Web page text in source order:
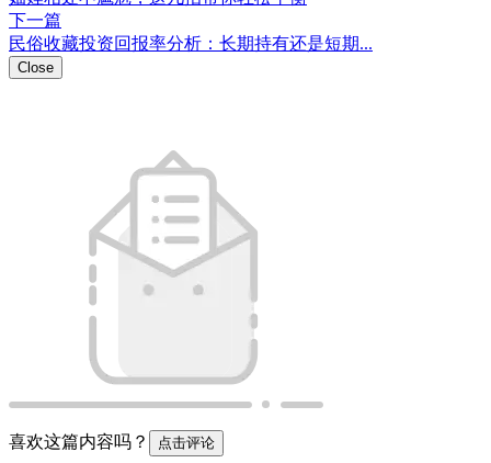
登录评论
0
0
微信扫码分享观看
插入小程序链接 [查看教程]
插入
插入
Emoji表情